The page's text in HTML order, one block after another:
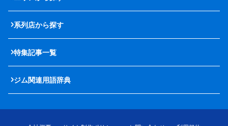
系列店から探す
特集記事一覧
ジム関連用語辞典